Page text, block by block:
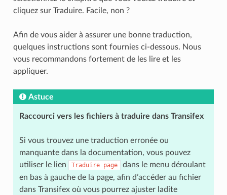
cliquez sur Traduire. Facile, non ?
Afin de vous aider à assurer une bonne traduction,
quelques instructions sont fournies ci-dessous. Nous
vous recommandons fortement de les lire et les
appliquer.
Astuce
Raccourci vers les fichiers à traduire dans Transifex
Si vous trouvez une traduction erronée ou
manquante dans la documentation, vous pouvez
utiliser le lien
Traduire page
dans le menu déroulant
en bas à gauche de la page, afin d’accéder au fichier
dans Transifex où vous pourrez ajuster ladite